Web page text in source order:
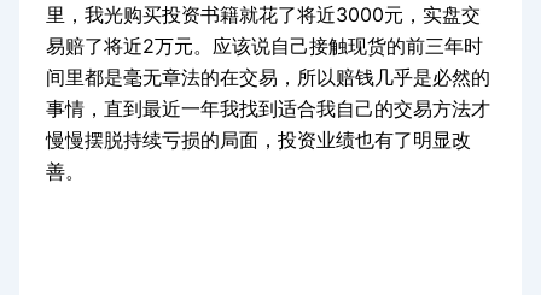
里，我光购买投资书籍就花了将近3000元，实盘交
易赔了将近2万元。应该说自己接触现货的前三年时
间里都是毫无章法的在交易，所以赔钱几乎是必然的
事情，直到最近一年我找到适合我自己的交易方法才
慢慢摆脱持续亏损的局面，投资业绩也有了明显改
善。